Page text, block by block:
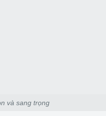
và sang trọng